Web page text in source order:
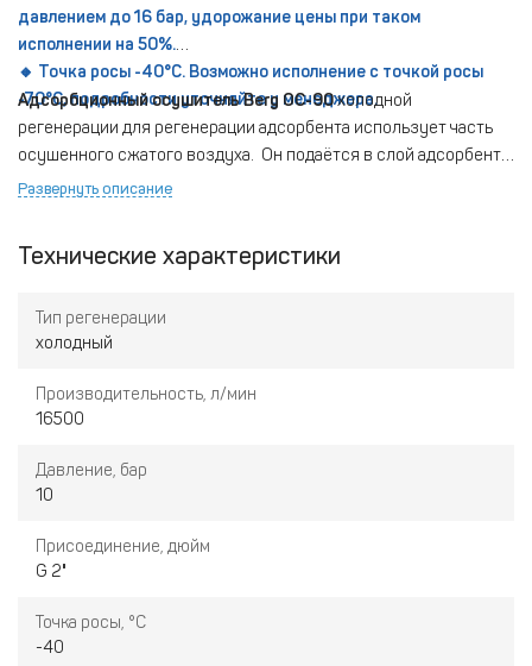
давлением до 16 бар, удорожание цены при таком
исполнении на 50%.
🔸 Точка росы -40°С. Возможно исполнение с точкой росы
-70°С, подробности уточняйте у менеджера.
Адсорбционный осушитель Berg ОС-90холодной
регенерации для регенерации адсорбента использует часть
осушенного сжатого воздуха. Он подаётся в слой адсорбента
таким образом, чтобы сухой воздух поглощал накопленную в
используется.
Развернуть описание
Технические характеристики
Тип регенерации
холодный
Производительность, л/мин
16500
Давление, бар
10
Присоединение, дюйм
G 2"
Точка росы, °С
-40